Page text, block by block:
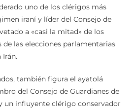
uno de los clérigos más
iraní y líder del Consejo de
a «casi la mitad» de los
de las elecciones parlamentarias
Irán.
también figura el ayatolá
del Consejo de Guardianes de
un influyente clérigo conservador